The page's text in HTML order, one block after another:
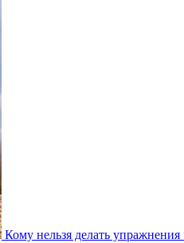
Кому нельзя делать упражнения